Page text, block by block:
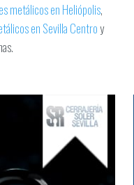
metálicos en Heliópolis,
en Sevilla Centroy